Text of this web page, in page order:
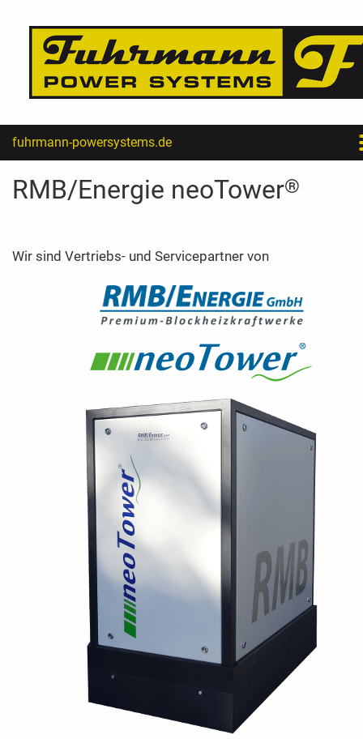
fuhrmann-powersystems.de
Startseite
Photovoltaik
Stromspeicher
RMB/Energie neoTower®
Wir sind Vertriebs- und Servicepartner von